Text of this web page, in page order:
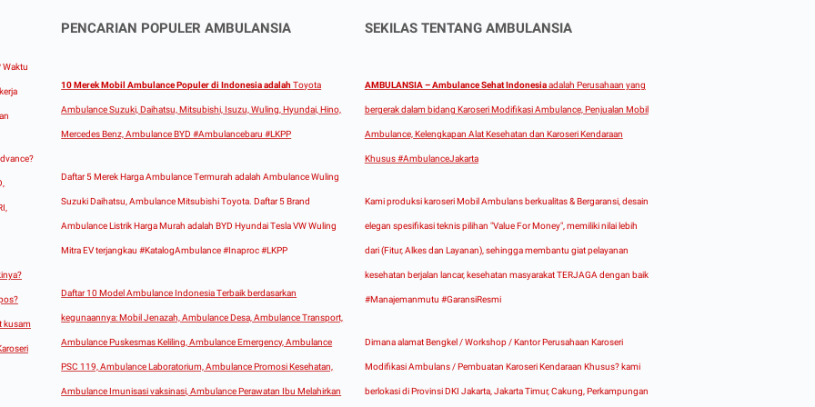
Waktu
kusam
PENCARIAN POPULER AMBULANSIA
10 Merek Mobil Ambulance Populer di Indonesia adalah Toyota
Ambulance Suzuki, Daihatsu, Mitsubishi, Isuzu, Wuling, Hyundai, Hino,
Mercedes Benz, Ambulance BYD #Ambulancebaru #LKPP
Daftar 5 Merek Harga Ambulance Termurah adalah Ambulance Wuling
Suzuki Daihatsu, Ambulance Mitsubishi Toyota. Daftar 5 Brand
Ambulance Listrik Harga Murah adalah BYD Hyundai Tesla VW Wuling
Mitra EV terjangkau #KatalogAmbulance #Inaproc #LKPP
Daftar 10 Model Ambulance Indonesia Terbaik berdasarkan
kegunaannya: Mobil Jenazah, Ambulance Desa, Ambulance Transport,
Ambulance Puskesmas Keliling, Ambulance Emergency, Ambulance
PSC 119, Ambulance Laboratorium, Ambulance Promosi Kesehatan,
Ambulance Imunisasi vaksinasi, Ambulance Perawatan Ibu Melahirkan
SEKILAS TENTANG AMBULANSIA
AMBULANSIA – Ambulance Sehat Indonesiaadalah Perusahaan yang
bergerak dalam bidang Karoseri Modifikasi Ambulance, Penjualan Mobil
Ambulance, Kelengkapan Alat Kesehatan dan Karoseri Kendaraan
Khusus #AmbulanceJakarta
Kami produksi karoseri Mobil Ambulans berkualitas & Bergaransi, desain
elegan spesifikasi teknis pilihan "Value For Money", memiliki nilai lebih
dari (Fitur, Alkes dan Layanan), sehingga membantu giat pelayanan
kesehatan berjalan lancar, kesehatan masyarakat TERJAGA dengan baik
#Manajemanmutu #GaransiResmi
Dimana alamat Bengkel / Workshop / Kantor Perusahaan Karoseri
Modifikasi Ambulans / Pembuatan Karoseri Kendaraan Khusus? kami
berlokasi di Provinsi DKI Jakarta, Jakarta Timur, Cakung, Perkampungan